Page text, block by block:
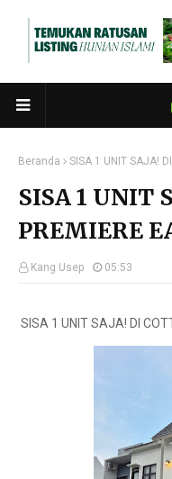
Beranda SISA 1 UNIT SAJA!
SISA 1 UNIT
PREMIERE
Kang Usep 05:53
SISA 1 UNIT SAJA! DI